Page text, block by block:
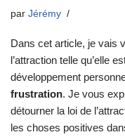
par Jérémy
Dans cet article, je vais
l’attraction telle qu’elle
développement
frustration. Je vous
détourner la loi de
les choses positives